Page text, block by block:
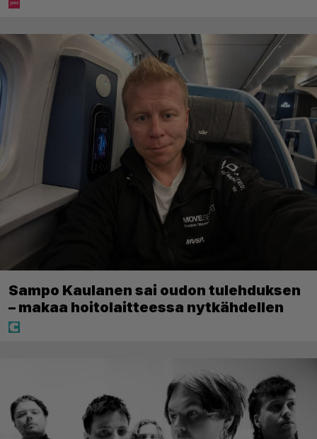
Sampo Kaulanen sai oudon tulehduksen
– makaa hoitolaitteessa nytkähdellen